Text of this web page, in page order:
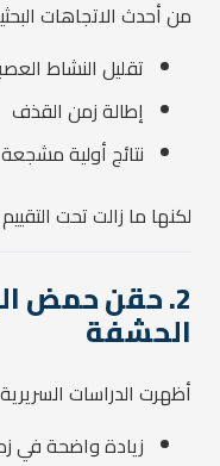
من أحدث الاتجاهات
تقليل النشاط
إطالة زمن القذف
نتائج أولية مشجعة
لكنها ما زالت تحت
2. حقن حمض
الحشفة
أظهرت الدراسات
زيادة واضحة في